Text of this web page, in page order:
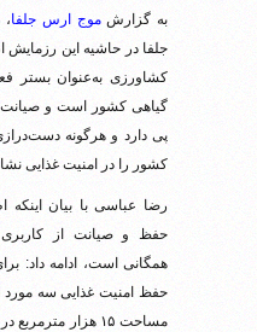
به گزارشموج ارس جلفا
جلفا در حاشیه این رزمایش
کشاورزی به‌عنوان بستر
گیاهی کشور است و صیانت
پی دارد و هرگونه
کشور را در امنیت غذایی
رضا عباسی با بیان
حفظ و صیانت از
همگانی است، ادامه داد:
حفظ امنیت غذایی سه
مساحت ۱۵ هزار